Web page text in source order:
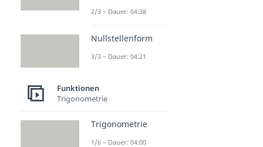
2/3 – Dauer: 04:38
Nullstellenform
3/3 – Dauer: 04:21
Funktionen
Trigonometrie
Trigonometrie
1/6 – Dauer: 04:00